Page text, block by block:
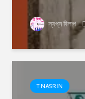
স্বপ্ন বিলাপ
T NASRIN